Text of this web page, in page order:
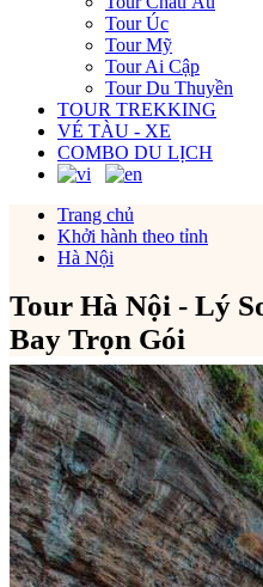
Tour Úc
Tour Mỹ
Tour Ai Cập
Tour Du Thuyền
TOUR TREKKING
VÉ TÀU - XE
COMBO DU LỊCH
Trang chủ
Khởi hành theo tỉnh
Hà Nội
Tour Hà Nội - Lý
Bay Trọn Gói